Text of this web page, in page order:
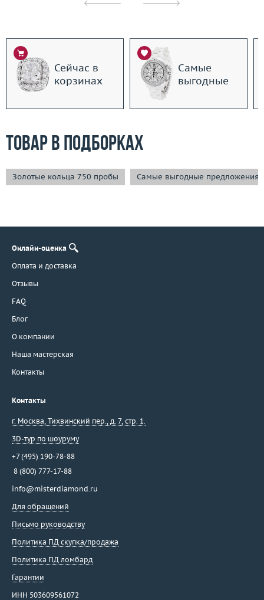
Сейчас в
корзинах
Самые
выгодные
Товар в подборках
Золотые кольца 750 пробы Самые выгодные предложения
Онлайн-оценка
Оплата и доставка
Отзывы
FAQ
Блог
О компании
Наша мастерская
Контакты
Контакты
г. Москва, Тихвинский пер., д. 7, стр. 1.
3D-тур по шоуруму
+7 (495) 190-78-88
8 (800) 777-17-88
info@misterdiamond.ru
Для обращений
Письмо руководству
Политика ПД скупка/продажа
Политика ПД ломбард
Гарантии
ИНН 503609561072